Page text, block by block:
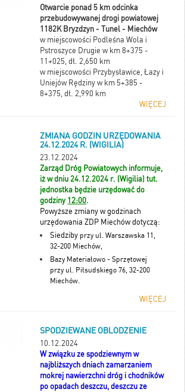
Otwarcie ponad 5 km odcinka
przebudowywanej drogi powiatowej
1182K Bryzdzyn - Tunel - Miechów
w miejscowości Podleśna Wola i
Pstroszyce Drugie w km 8+375 -
11+025, dł. 2,650 km
w miejscowości Przybysławice, Łazy i
Uniejów Rędziny w km 5+385 -
8+375, dł. 2,990 km
WIĘCEJ
ZMIANA GODZIN URZĘDOWANIA
24.12.2024 R. (WIGILIA)
23.12.2024
Zarząd Dróg Powiatowych informuje,
iż w dniu 24.12.2024 r. (Wigilia) tut.
jednostka będzie urzędować do
godziny 12:00.
Powyższe zmiany w godzinach
urzędowania ZDP Miechów dotyczą:
Siedziby przy ul. Warszawska 11,
32-200 Miechów,
Bazy Materiałowo - Sprzętowej
przy ul. Piłsudskiego 76, 32-200
Miechów.
WIĘCEJ
SPODZIEWANE OBLODZENIE
10.12.2024
W związku ze spodziewnym w
najbliższych dniach zamarzaniem
mokrej nawierzchni dróg i chodników
po opadach deszczu, deszczu ze